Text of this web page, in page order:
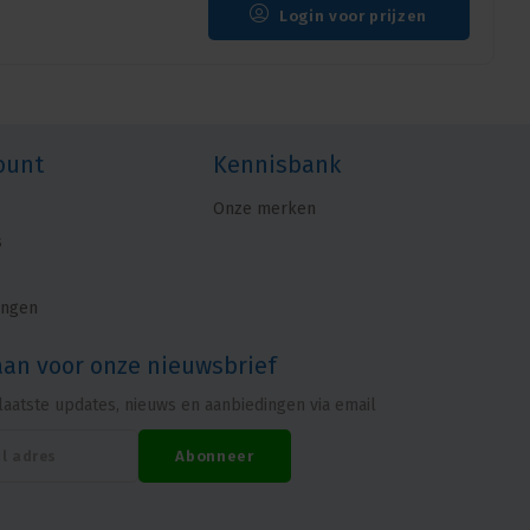
Login voor prijzen
Kennisbank
Onze merken
voor onze nieuwsbrief
updates, nieuws en aanbiedingen via email
Abonneer